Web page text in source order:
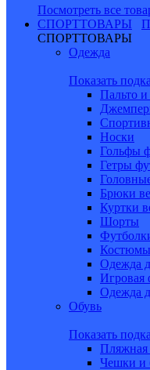
Посмотреть все
СПОРТТОВАРЫ
СПОРТТОВАРЫ
Одежда
Показать
Пальто
Носки
Гольфы
Гетры
Брюки
Куртки
Шорты
Костюмы
Одежда
Игровая
Одежда
Обувь
Показать
Пляжная
Чешки и